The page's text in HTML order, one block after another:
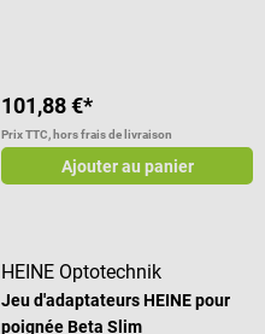
d'instruments standard HEINE et
dans les manches d'instruments
de la série BETA, pour une
utilisation performante d'une
rechargeables HEINE NiMH 3,5 V
sont rechargeables avec les
chargeurs HEINE NT 200 et NT
101,88 €*
Prix TTC, hors frais de livraison
Ajouter au panier
HEINE Optotechnik
Jeu d'adaptateurs HEINE pour
poignée Beta Slim